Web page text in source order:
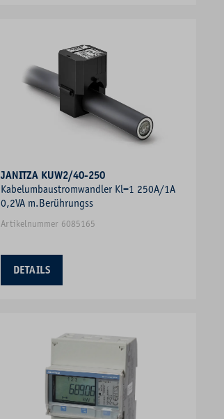
JANITZA KUW2/40-250
Kabelumbaustromwandler Kl=1 250A/1A
0,2VA m.Berührungss
Artikelnummer 6085165
DETAILS